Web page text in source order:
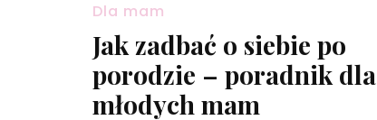
Dla mam
Jak zadbać o siebie po
porodzie – poradnik dla
młodych mam